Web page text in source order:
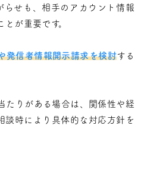
せも、相手のアカウント情報
が重要です。
発信者情報開示請求を検討する
たりがある場合は、関係性や経
談時により具体的な対応方針を